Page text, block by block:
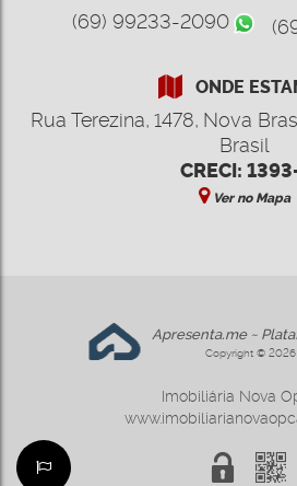
(69) 99233-2090
ONDE
Rua Terezina, 1478, Nova
Brasil
CRECI:
Ver no Mapa
Apresenta.me ~
Copyright ©
Imobiliária Nova